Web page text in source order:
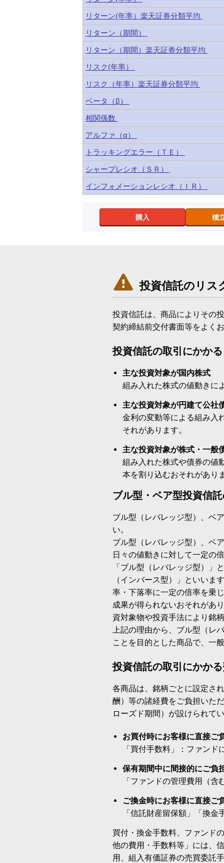
リターン(年率）楽天証券分類平均
リターン（期間）
リターン（期間）楽天証券分類平均
リスク(年率）
リスク（年率）楽天証券分類平均
ベータ（β）
相関係数
アルファ（α）
トラッキングエラー（ＴＥ）
シャープレシオ（ＳＲ）
インフォメーションレシオ（ＩＲ）
購入 積
 投資信託のリス
投資信託は、商品によりその
契約締結前交付書面等をよく
投資信託の取引にかか
主な投資対象が国内株式
組み入れた株式の値動きに
主な投資対象が円建て公社
金利の変動等による組み入
それがあります。
主な投資対象が株式・一般
組み入れた株式や債券の値
本を割り込むおそれがあり
ブル型・ベア型投資信
ブル型（レバレッジ型）、ベ
い。
ブル型（レバレッジ型）、ベ
日々の値動きに対して一定の
「ブル型（レバレッジ型）」
（インバース型）」といいま
率・下落率に一定の倍率を乗
成果が得られないおそれがあ
資対象物や投資手法により銘
上記の理由から、ブル型（レ
ことを目的とした商品で、一
投資信託の取引にかか
各商品は、銘柄ごとに設定さ
酬）等の諸経費をご負担いた
ローズド期間）が設けられて
お買付時にお客様に直接ご
「買付手数料」：ファンド
保有期間中に間接的にご負
「ファンドの管理費用（
ご換金時にお客様に直接ご
「信託財産留保額」「換
買付・換金手数料、ファンド
他の費用・手数料等」には、
用、組入有価証券の売買委託